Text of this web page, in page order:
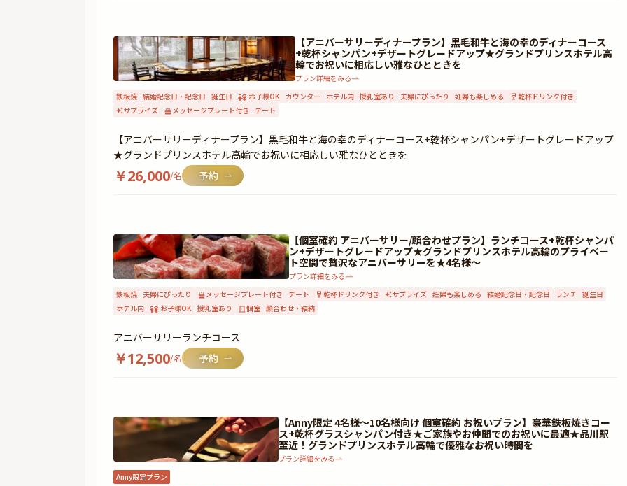
【アニバーサリーディナープラン】黒毛和牛と海の幸のディナーコース
+乾杯シャンパン+デザートグレードアップ★グランドプリンスホテル高
輪でお祝いに相応しい雅なひとときを
プラン詳細をみる
鉄板焼 結婚記念日・記念日 誕生日 お子様OK カウンター ホテル内 授乳室あり 夫婦にぴったり 妊婦も楽しめる
乾杯ドリンク付き
サプライズ
メッセージプレート付き デート
【アニバーサリーディナープラン】黒毛和牛と海の幸のディナーコース+乾杯シャンパン+デザートグレードアップ
★グランドプリンスホテル高輪でお祝いに相応しい雅なひとときを
￥26,000/名
【個室確約 アニバーサリー/顔合わせプラン】ランチコース+乾杯シャンパ
ン+デザートグレードアップ★グランドプリンスホテル高輪のプライベー
ト空間で贅沢なアニバーサリーを★4名様～
プラン詳細をみる
鉄板焼 夫婦にぴったり メッセージプレート付き デート 乾杯ドリンク付き サプライズ 妊婦も楽しめる 結婚記念日・記念日 ランチ 誕生日
ホテル内
お子様OK 授乳室あり 個室 顔合わせ・結納
アニバーサリーランチコース
￥12,500/名
【Anny限定 4名様～10名様向け 個室確約 お祝いプラン】豪華鉄板焼きコー
ス+乾杯グラスシャンパン付き★ご家族やお仲間でのお祝いに最適★品川駅
至近！グランドプリンスホテル高輪で優雅なお祝い時間を
プラン詳細をみる
Anny限定プラン